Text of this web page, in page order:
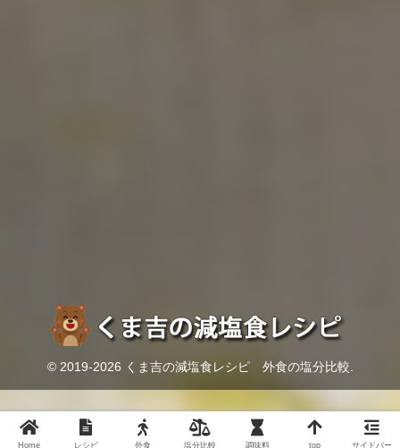
© 2019-2026 くま吉の減塩食レシピ 外食の塩分比較.
Home レシピ 外食 塩分比較 調味料 top サイドバー